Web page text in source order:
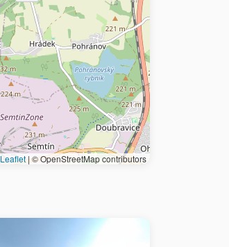
Leaflet|© OpenStreetMap contributors